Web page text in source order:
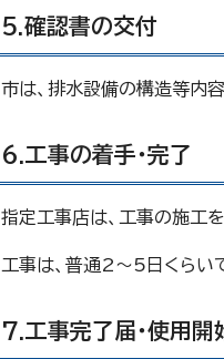
5.確認書の交付
市は、排水設備の構造等内
6.工事の着手・完了
指定工事店は、工事の施工を
工事は、普通2～5日くらい
7.工事完了届・使用開